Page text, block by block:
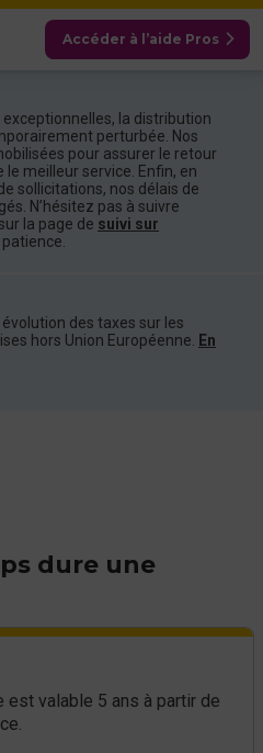
Accéder à l’aide Pros
la distribution
perturbée. Nos
pour assurer le retour
meilleur service. Enfin, en
sollicitations, nos délais de
N’hésitez pas à suivre
la page de suivi sur
des taxes sur les
hors Union Européenne.
En
dure une
est valable 5 ans à partir de